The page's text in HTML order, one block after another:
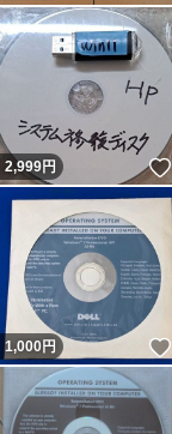
2,999円
1,000円